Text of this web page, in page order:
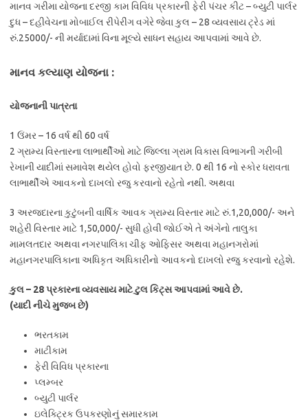
માનવ ગરીમા યોજના દરજી કામ વિવિધ પ્રકારની ફેરી પંચર કીટ – બ્યુટી પાર્લર
દુધ – દહીવેચના મોબાઈલ રીપેરીંગ વગેરે જેવા કુલ – 28 વ્યવસાય ટ્રેડ માં
રું.25000/- ની મર્યાદામાં વિના મૂલ્યે સાધન સહાય આપવામાં આવે છે.
માનવ કલ્યાણ યોજના :
યોજનાની પાત્રતા
1 ઉંમર – 16 વર્ષ થી 60 વર્ષ
2 ગ્રામ્ય વિસ્તારના લાભાર્થીઓ માટે જિલ્લા ગ્રામ વિકાસ વિભાગની ગરીબી
રેખાની યાદીમાં સમાવેશ થયેલ હોવો ફરજીયાત છે. 0 થી 16 નો સ્કોર ધરાવતા
લાભાર્થીએ આવકનો દાખલો રજુ કરવાનો રહેતો નથી. અથવા
3 અરજદારના કુટુંબની વાર્ષિક આવક ગ્રામ્ય વિસ્તાર માટે રું.1,20,000/- અને
શહેરી વિસ્તાર માટે 1,50,000/- સુધી હોવી જોઈએ તે અંગેનો તાલુકા
મામલતદાર અથવા નગરપાલિકા ચીફ ઓફિસર અથવા મહાનગરોમાં
મહાનગરપાલિકાના અધિકૃત અધિકારીનો આવકનો દાખલો રજુ કરવાનો રહેશે.
કુલ – 28 પ્રકારના વ્યવસાય માટે ટુલ કિટ્સ આપવામાં આવે છે.
(યાદી નીચે મુજબ છે)
ભરતકામ
માટીકામ
ફેરી વિવિધ પ્રકારના
પ્લમ્બર
બ્યુટી પાર્લર
ઇલેક્ટ્રિક ઉપકરણોનું સમારકામ